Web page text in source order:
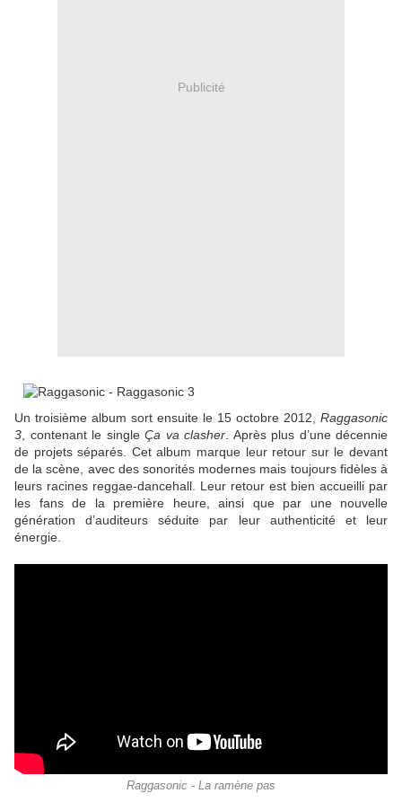
Publicité
Un troisième album sort ensuite le 15 octobre 2012, Raggasonic
3 , contenant le single Ça va clasher . Après plus d’une décennie
de projets séparés. Cet album marque leur retour sur le devant
de la scène, avec des sonorités modernes mais toujours fidèles à
leurs racines reggae-dancehall. Leur retour est bien accueilli par
les fans de la première heure, ainsi que par une nouvelle
génération d’auditeurs séduite par leur authenticité et leur
énergie.
Raggasonic - La ramène pas